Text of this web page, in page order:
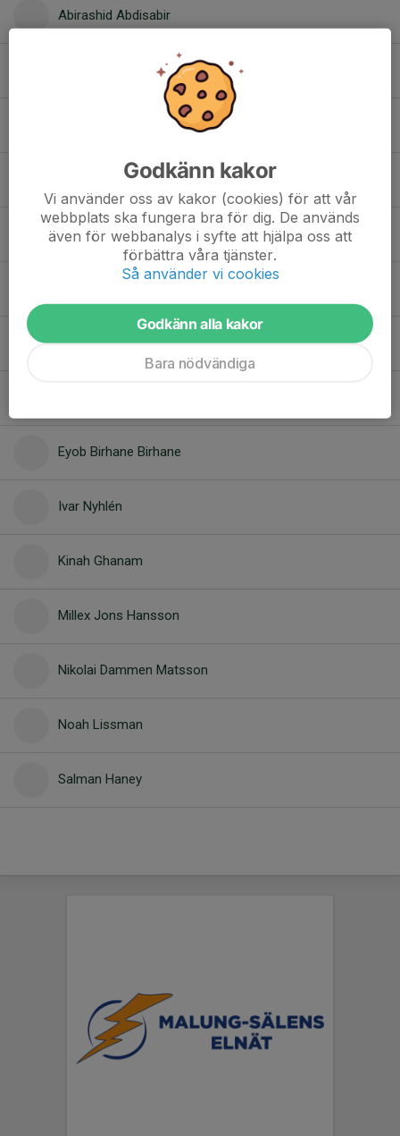
Abirashid Abdisabir
Adrian Sveen Öhrnell
Andreas Safe
Arvid Jonsson
Aston Sandbäck
Eyob Birhane Birhane
Ivar Nyhlén
Kinah Ghanam
Millex Jons Hansson
Nikolai Dammen Matsson
Noah Lissman
Salman Haney
Godkänn kakor
Vi använder oss av kakor (cookies) för att vår
webbplats ska fungera bra för dig. De används
även för webbanalys i syfte att hjälpa oss att
förbättra våra tjänster.
Så använder vi cookies
Godkänn alla kakor
Bara nödvändiga